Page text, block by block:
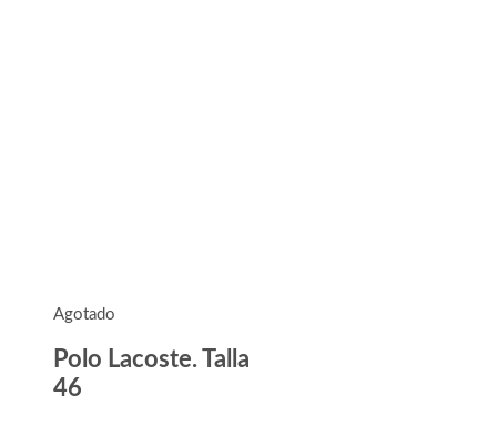
Agotado
Polo Lacoste. Talla
46